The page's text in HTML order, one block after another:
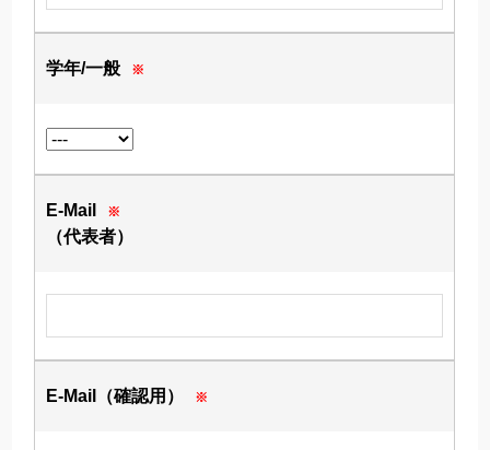
学年/一般 ※
E-Mail ※
（代表者）
E-Mail（確認用） ※